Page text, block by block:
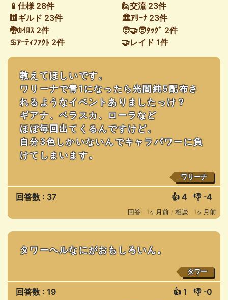
📱仕様 28件
🙋交流 23件
🕍ギルド 23件
🏛ｱﾘｰﾅ 23件
🐉ｶｲﾛｽ 2件
🧑‍🤝‍🧑ﾀｯｸﾞ 2件
♋ｱｰﾃｨﾌｧｸﾄ 2件
🤝レイド 1件
教えてほしいです。
ワリーナで青1になったら光闇純5配布さ
れるようなイベントありましたっけ？
ギアナ、ベラスカ、ローラなど
ほぼ毎回出てくるんですけど。
自分3色しかいないんでキャラパワーに負
けてしまいます。
ワリーナ
回答数 : 37 👍 4 👎 -4
回答 : 1ヶ月前 / 相談 : 1ヶ月前
タワーヘルなにがおもしろいん。
タワー
回答数 : 19 👍 1 👎 -0